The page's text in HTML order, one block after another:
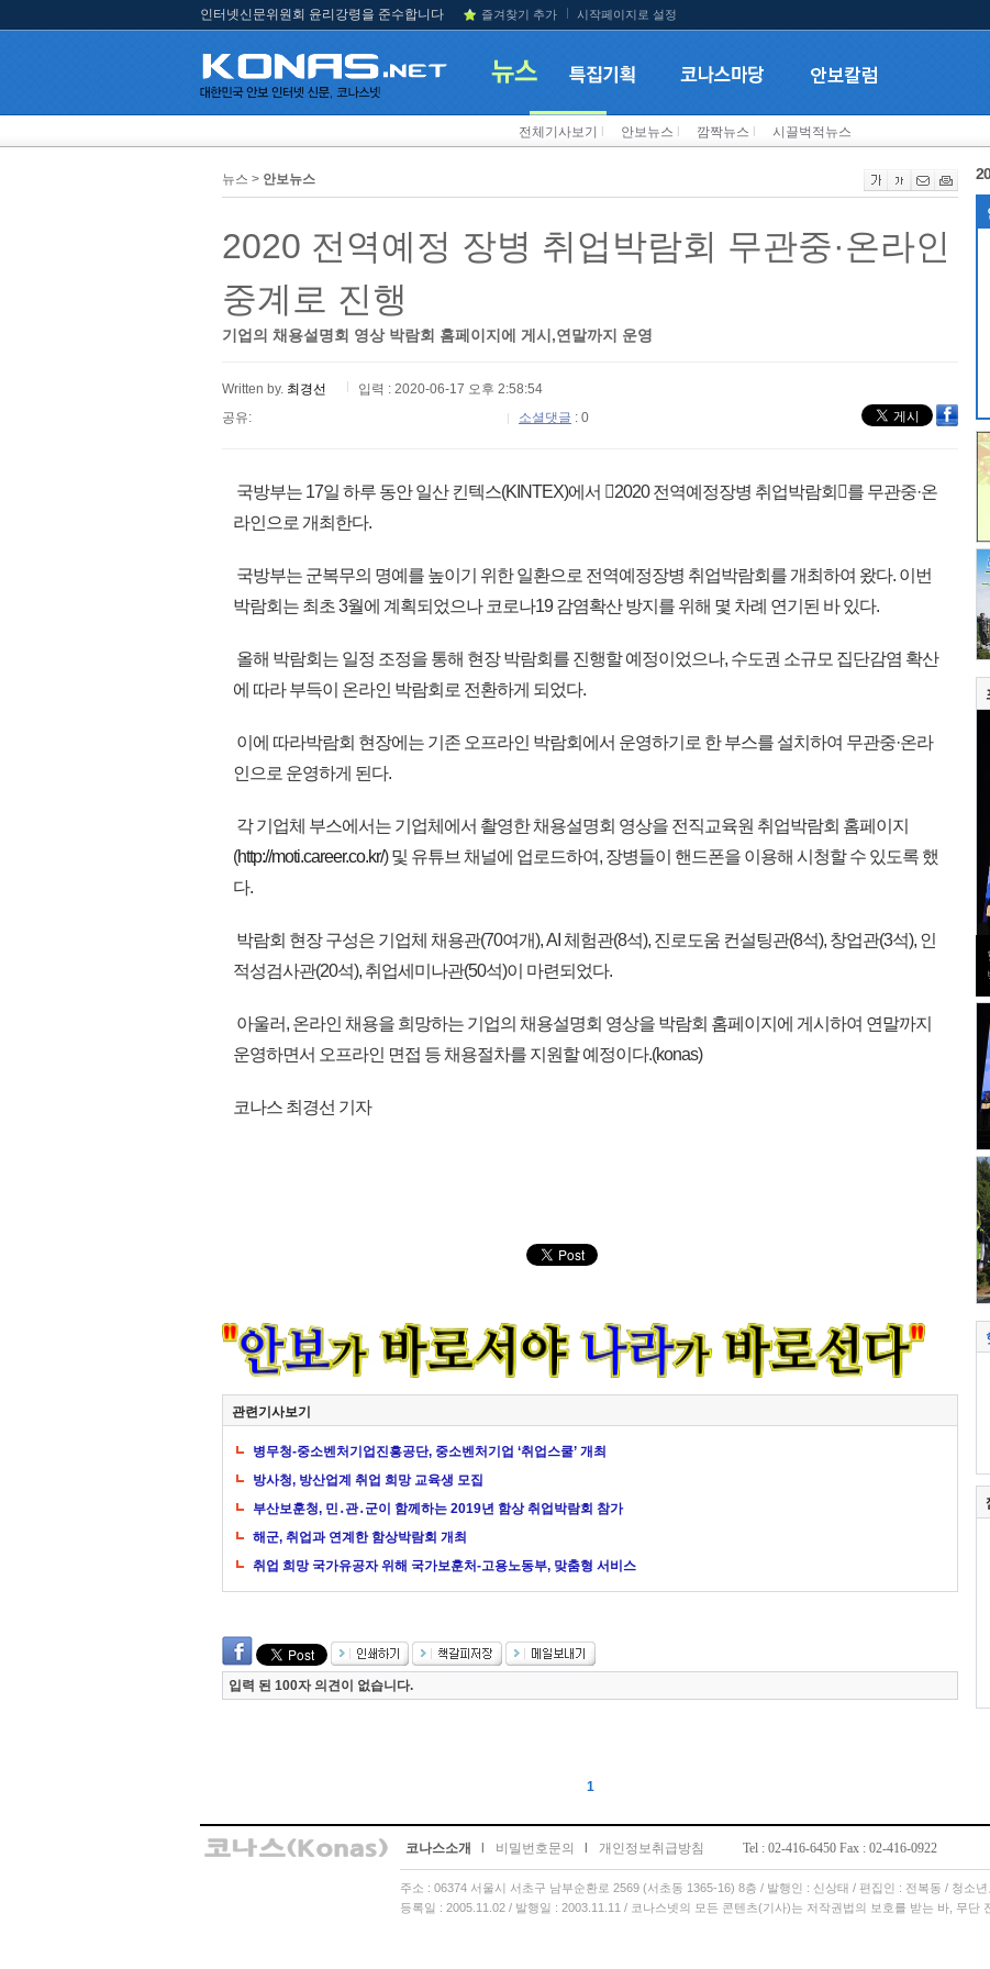
인터넷신문위원회 윤리강령을 준수합니다 즐겨찾기 추가 시작페이지로 설정
전체기사보기 안보뉴스 깜짝뉴스 시끌벅적뉴스
뉴스 > 안보뉴스
2020 전역예정 장병 취업박람회 무관중·온라인
중계로 진행
기업의 채용설명회 영상 박람회 홈페이지에 게시,연말까지 운영
Written by. 최경선
입력 : 2020-06-17 오후 2:58:54
공유:
소셜댓글 : 0
국방부는 17일 하루 동안 일산 킨텍스(KINTEX)에서 󰡔2020 전역예정장병 취업박람회󰡕를 무관중·온
라인으로 개최한다.
국방부는 군복무의 명예를 높이기 위한 일환으로 전역예정장병 취업박람회를 개최하여 왔다. 이번
박람회는 최초 3월에 계획되었으나 코로나19 감염확산 방지를 위해 몇 차례 연기된 바 있다.
올해 박람회는 일정 조정을 통해 현장 박람회를 진행할 예정이었으나, 수도권 소규모 집단감염 확산
에 따라 부득이 온라인 박람회로 전환하게 되었다.
이에 따라박람회 현장에는 기존 오프라인 박람회에서 운영하기로 한 부스를 설치하여 무관중·온라
인으로 운영하게 된다.
각 기업체 부스에서는 기업체에서 촬영한 채용설명회 영상을 전직교육원 취업박람회 홈페이지
(http://moti.career.co.kr/) 및 유튜브 채널에 업로드하여, 장병들이 핸드폰을 이용해 시청할 수 있도록 했
다.
박람회 현장 구성은 기업체 채용관(70여개), AI 체험관(8석), 진로도움 컨설팅관(8석), 창업관(3석), 인
적성검사관(20석), 취업세미나관(50석)이 마련되었다.
아울러, 온라인 채용을 희망하는 기업의 채용설명회 영상을 박람회 홈페이지에 게시하여 연말까지
운영하면서 오프라인 면접 등 채용절차를 지원할 예정이다.(konas)
코나스 최경선 기자
관련기사보기
병무청-중소벤처기업진흥공단, 중소벤처기업 ‘취업스쿨’ 개최
방사청, 방산업계 취업 희망 교육생 모집
부산보훈청, 민․관․군이 함께하는 2019년 함상 취업박람회 참가
해군, 취업과 연계한 함상박람회 개최
취업 희망 국가유공자 위해 국가보훈처-고용노동부, 맞춤형 서비스
입력 된 100자 의견이 없습니다.
1
코나스소개 비밀번호문의 개인정보취급방침 Tel : 02-416-6450 Fax : 02-416-0922
주소 : 06374 서울시 서초구 남부순환로 2569 (서초동 1365-16) 8층 / 발행인 : 신상태 / 편집인 : 전복동 / 청소
등록일 : 2005.11.02 / 발행일 : 2003.11.11 / 코나스넷의 모든 콘텐츠(기사)는 저작권법의 보호를 받는 바, 무단